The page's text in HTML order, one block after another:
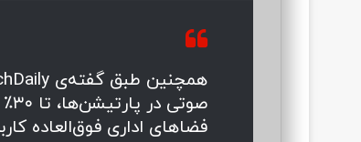
فضاهای اداری فوق‌العاده